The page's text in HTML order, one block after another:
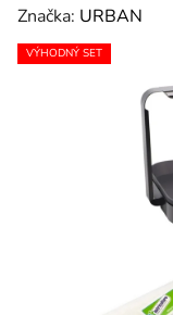
Značka: URBAN
VÝHODNÝ SET